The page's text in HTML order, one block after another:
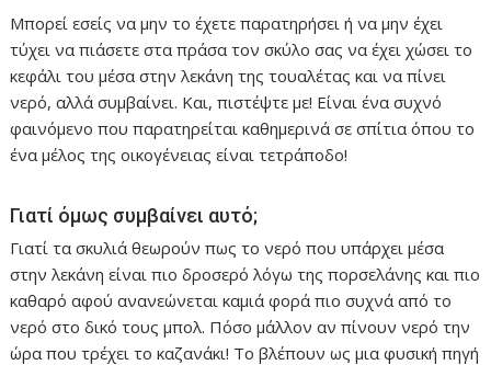
Μπορεί εσείς να μην το έχετε παρατηρήσει ή να μην έχει
τύχει να πιάσετε στα πράσα τον σκύλο σας να έχει χώσει το
κεφάλι του μέσα στην λεκάνη της τουαλέτας και να πίνει
νερό, αλλά συμβαίνει. Και, πιστέψτε με! Είναι ένα συχνό
φαινόμενο που παρατηρείται καθημερινά σε σπίτια όπου το
ένα μέλος της οικογένειας είναι τετράποδο!
Γιατί όμως συμβαίνει αυτό;
Γιατί τα σκυλιά θεωρούν πως το νερό που υπάρχει μέσα
στην λεκάνη είναι πιο δροσερό λόγω της πορσελάνης και πιο
καθαρό αφού ανανεώνεται καμιά φορά πιο συχνά από το
νερό στο δικό τους μπολ. Πόσο μάλλον αν πίνουν νερό την
ώρα που τρέχει το καζανάκι! Το βλέπουν ως μια φυσική πηγή